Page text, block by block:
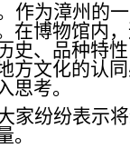
作为漳州的
在博物馆内
史、品种特
方文化的认
思考。
家纷纷表示
。